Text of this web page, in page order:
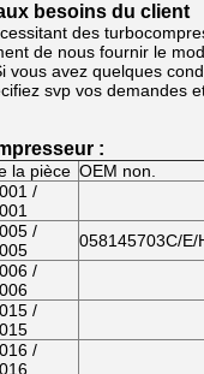
besoins du client
des
de nous fournir le
vous avez quelques
svp vos demandes
:
la pièce OEM non.
/
/
058145703C/E/
/
/
/